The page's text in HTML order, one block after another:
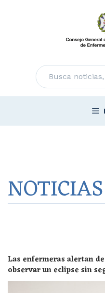
Buscar
NOTICIAS
Las enfermeras alertan
observar un eclipse sin
retinopatía solar es el